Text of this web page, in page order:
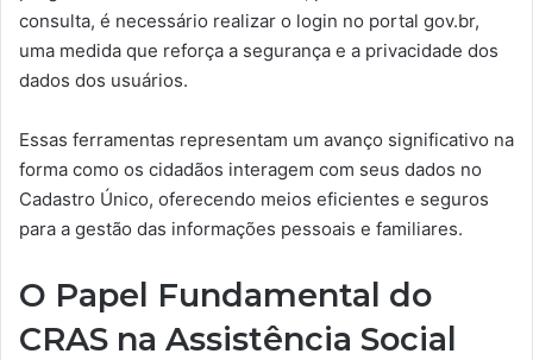
consulta, é necessário realizar o login no portal gov.br,
uma medida que reforça a segurança e a privacidade dos
dados dos usuários.
Essas ferramentas representam um avanço significativo na
forma como os cidadãos interagem com seus dados no
Cadastro Único, oferecendo meios eficientes e seguros
para a gestão das informações pessoais e familiares.
O Papel Fundamental do
CRAS na Assistência Social